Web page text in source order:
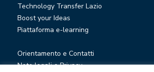
Technology Transfer Lazio
Boost your Ideas
Piattaforma e-learning
Orientamento e Contatti
Note legali e Privacy